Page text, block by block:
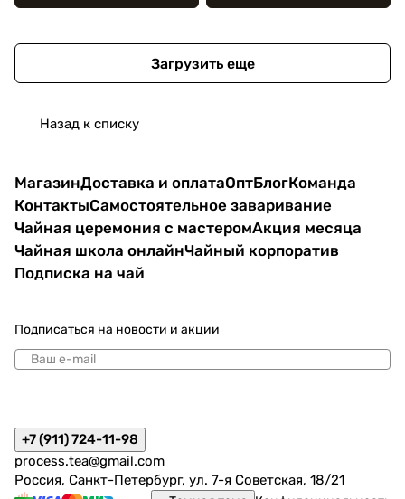
Загрузить еще
Назад к списку
МагазинДоставка и оплатаОптБлогКоманда
КонтактыСамостоятельное заваривание
Чайная церемония с мастеромАкция месяца
Чайная школа онлайнЧайный корпоратив
Подписка на чай
Подписаться на новости и акции
+7 (911) 724-11-98
process.tea@gmail.com
Россия, Санкт-Петербург, ул. 7-я Советская, 18/21